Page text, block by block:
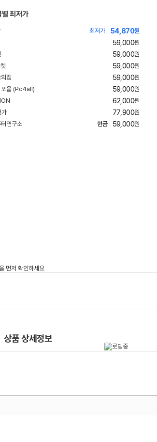
별 최저가
최저가 54,870원
59,000원
59,000원
59,000원
59,000원
59,000원
62,000원
77,900원
현금
59,000원
상품 상세정보